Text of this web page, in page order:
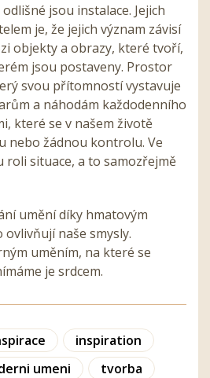
jsou instalace. Jejich
je, že jejich význam závisí
objekty a obrazy, které tvoří,
jsou postaveny. Prostor
svou přítomností vystavuje
a náhodám každodenního
které se v našem životě
nebo žádnou kontrolu. Ve
roli situace, a to samozřejmě
umění díky hmatovým
naše smysly.
uměním, na které se
je srdcem.
inspiration
umeni tvorba